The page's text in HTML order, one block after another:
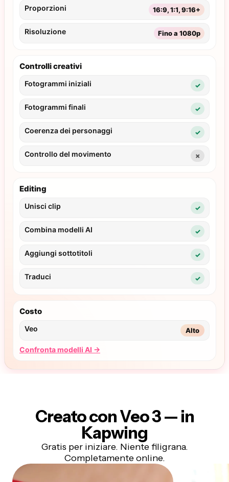
Creato con Veo3 — in
Kapwing
Gratis per iniziare. Niente filigrana.
Completamente online.